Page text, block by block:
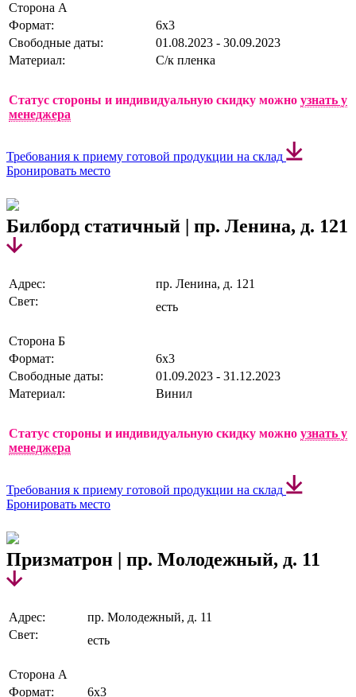
Сторона А
Формат:
6х3
Свободные даты:
01.08.2023 - 30.09.2023
Материал:
С/к пленка
Статус стороны и индивидуальную скидку можно узнать у
менеджера
Требования к приему готовой продукции на склад
Бронировать место
Билборд статичный | пр. Ленина, д. 121
Адрес:
пр. Ленина, д. 121
Свет:
есть
Сторона Б
Формат:
6х3
Свободные даты:
01.09.2023 - 31.12.2023
Материал:
Винил
Статус стороны и индивидуальную скидку можно узнать у
менеджера
Требования к приему готовой продукции на склад
Бронировать место
Призматрон | пр. Молодежный, д. 11
Адрес:
пр. Молодежный, д. 11
Свет:
есть
Сторона А
Формат:
6х3